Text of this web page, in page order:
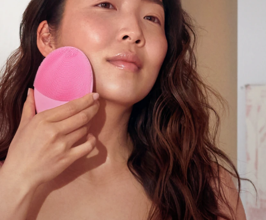
我的地址
我的订阅
FAQ™ Pure Beauty-Tech Elixir
issa™ Teeth Whitening Set
FAQ™ Dual LED Panel
热门产品
English Deutsch
Español
Français
Italiano
Português
Polski
Svenska
Русский
Türkçe
简体中文 繁體中文
发货国家
预计送达日期8/11/26
英国 预计送达日期8/10/26
西班牙 预计送达日期8/10/26